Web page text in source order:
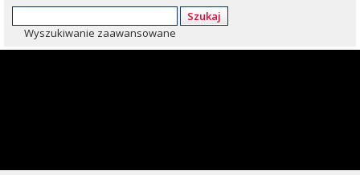
Szukaj
Wyszukiwanie zaawansowane